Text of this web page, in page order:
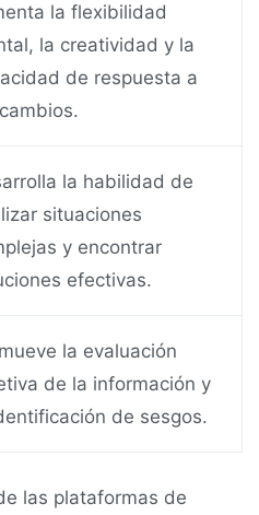
la flexibilidad
la creatividad y la
de respuesta a
la habilidad de
situaciones
y encontrar
efectivas.
la evaluación
de la información y
de sesgos.
las plataformas de